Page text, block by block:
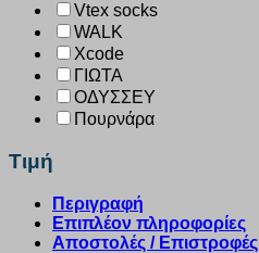
Vtex socks
WALK
Xcode
ΓΙΩΤΑ
ΟΔΥΣΣΕΥ
Πουρνάρα
Τιμή
Περιγραφή
Επιπλέον πληροφορίες
Αποστολές / Επιστροφές